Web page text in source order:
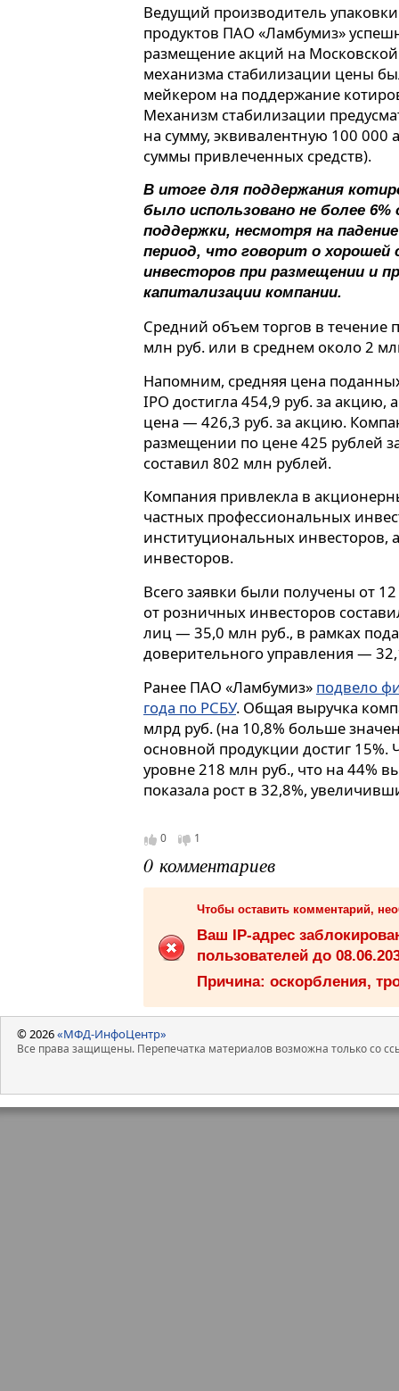
Ведущий производитель
продуктов ПАО «Ламбумиз»
размещение акций на
механизма стабилизации цены
мейкером на поддержание
Механизм стабилизации
на сумму, эквивалентную 100 000
суммы привлеченных средств).
В итоге для поддержания
было использовано не более
поддержки, несмотря на
период, что говорит о хорошей
инвесторов при размещении и
капитализации компании.
Средний объем торгов в течение
млн руб. или в среднем около 2
Напомним, средняя цена
IPO достигла 454,9 руб. за
цена — 426,3 руб. за акцию.
размещении по цене 425 рублей
составил 802 млн рублей.
Компания привлекла в
частных профессиональных
институциональных инвесторов,
инвесторов.
Всего заявки были получены от
от розничных инвесторов
лиц — 35,0 млн руб., в рамках
доверительного управления —
Ранее ПАО «Ламбумиз» подвело
года по РСБУ. Общая выручка
млрд руб. (на 10,8% больше
основной продукции достиг
уровне 218 млн руб., что на 44%
показала рост в 32,8%,
0 1
0 комментариев
Чтобы оставить комментарий,
Ваш IP-адрес
пользователей до
Причина: оскорбления,
© 2026«МФД-ИнфоЦентр»
Все права защищены. Перепечатка материалов возможна только со